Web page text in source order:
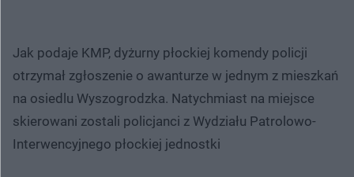
Jak podaje KMP, dyżurny płockiej komendy policji
otrzymał zgłoszenie o awanturze w jednym z mieszkań
na osiedlu Wyszogrodzka. Natychmiast na miejsce
skierowani zostali policjanci z Wydziału Patrolowo-
Interwencyjnego płockiej jednostki